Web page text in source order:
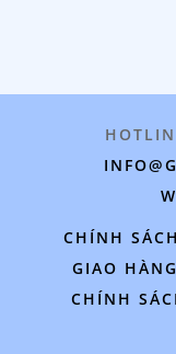
CHÍNH
GIAO HÀNG
CHÍNH